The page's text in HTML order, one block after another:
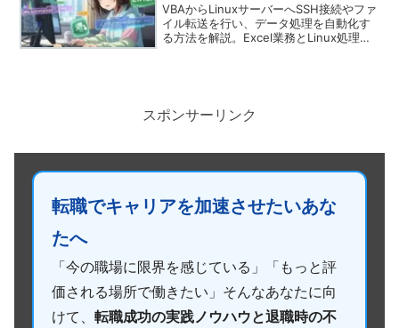
VBAからLinuxサーバーへSSH接続やファ
イル転送を行い、データ処理を自動化す
る方法を解説。Excel業務とLinux処理を
スポンサーリンク
転職でキャリアを加速させたいあな
たへ
「今の職場に限界を感じている」「もっと評
価される場所で働きたい」そんなあなたに向
けて、 転職成功の実践ノウハウと退職時の不